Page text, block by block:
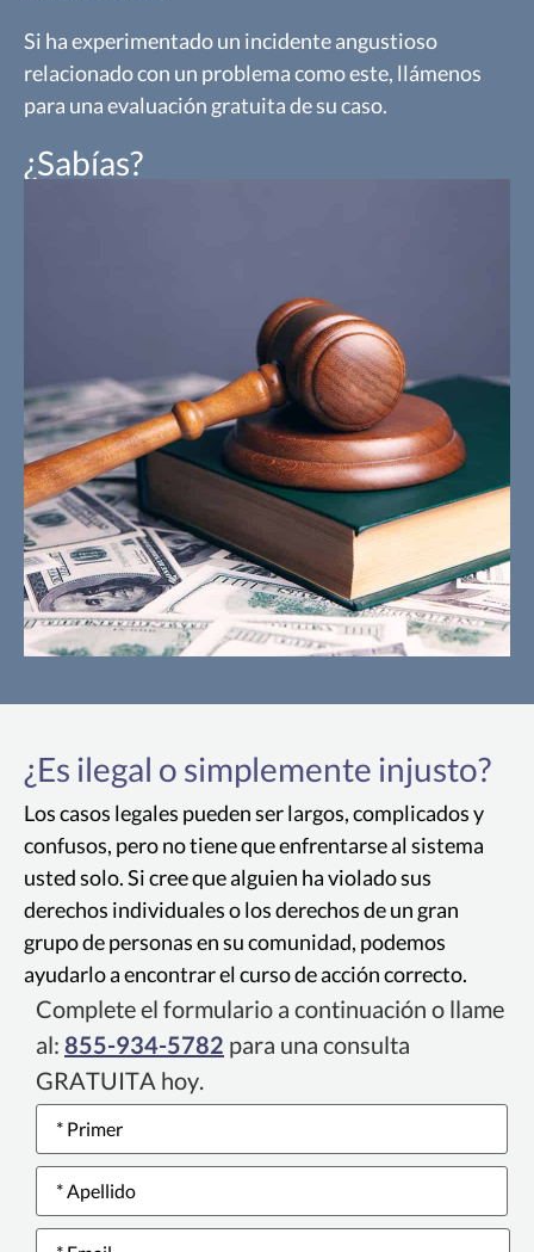
Si ha experimentado un incidente angustioso
relacionado con un problema como este, llámenos
para una evaluación gratuita de su caso.
¿Sabías?
Unruh
La Ley de Derechos Civiles Unruh es una pieza
de legislación de California que brinda
protección contra la discriminación en todos
los establecimientos comerciales de Los
Ángeles en California, incluidas las viviendas y
los lugares públicos.
¿Es ilegal o simplemente injusto?
Los casos legales pueden ser largos, complicados y
confusos, pero no tiene que enfrentarse al sistema
usted solo. Si cree que alguien ha violado sus
derechos individuales o los derechos de un gran
grupo de personas en su comunidad, podemos
ayudarlo a encontrar el curso de acción correcto.
Complete el formulario a continuación o llame
al: 855-934-5782 para una consulta
GRATUITA hoy.
Name*
Email